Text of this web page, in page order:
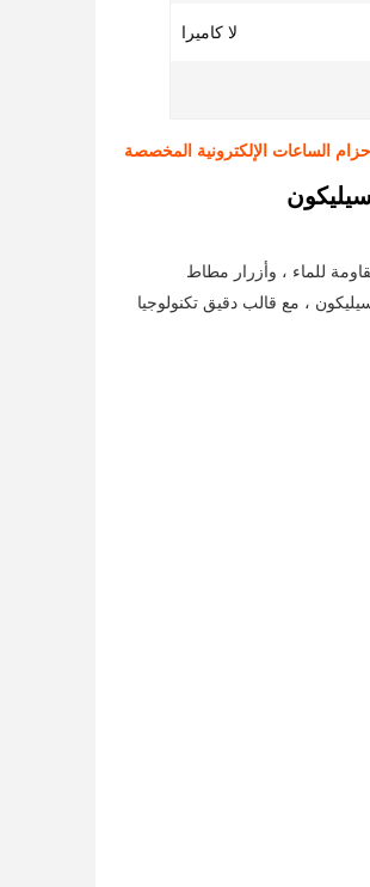
لا كاميرا
حزام الساعات الإلكترونية المخصصة
للماء ، وأزرار مطاط
عامًا من الخبرة في معالجة مطاط السيليكون ، مع قالب دقيق تكنولوجيا